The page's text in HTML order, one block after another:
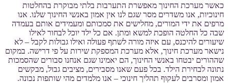
כאשר מערכת החינוך מאפשרת התערבות בלתי מבוקרת בהחלטות
חינוכיות, אנו משדרים מסר שגם לנו אין אמון באנשי החינוך שלנו. אנו
מרפים את ידי המורים, מחלישים את סמכותם ומעמידים אותם בעמדה
שבה כל החלטה הופכת למשא ומתן. אם כל ילד יוכל לבחור לאילו
שיעורים להיכנס, עם איזה מורה לשתף פעולה ואילו גבולות לקבל – לא
נישאר מערכת חינוך, אלא מערכת המספקת שירות על פי דרישה. במקום
שההורים יבטחו באנשי החינוך, הם יאמינו שגם אנחנו סבורים שהסמכות
נתונה לבחירת הילד. בכל פעם שאנו מסבירים, מציבים גבול, מבקשים
אמון ומסרבים לעקוף תהליך חינוכי – אנו מלמדים מהי שותפות נכונה.